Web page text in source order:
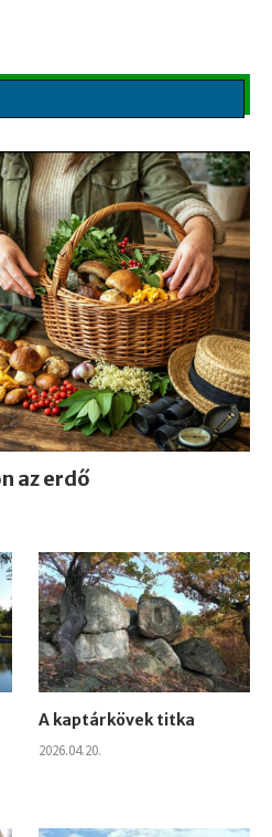
az erdő
A kaptárkövek titka
2026.04.20.